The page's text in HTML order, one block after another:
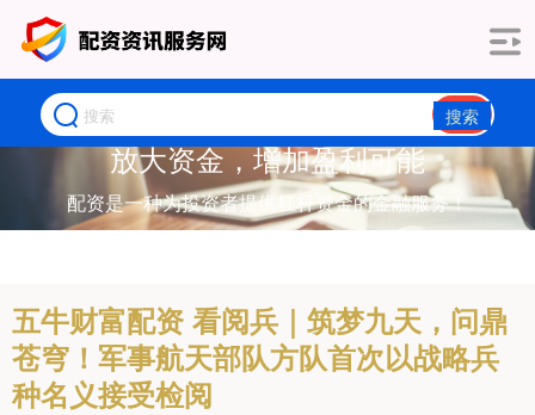
搜索
放大资金，增加盈利可能
配资是一种为投资者提供杠杆资金的金融服务！
五牛财富配资 看阅兵｜筑梦九天，问鼎
苍穹！军事航天部队方队首次以战略兵
种名义接受检阅